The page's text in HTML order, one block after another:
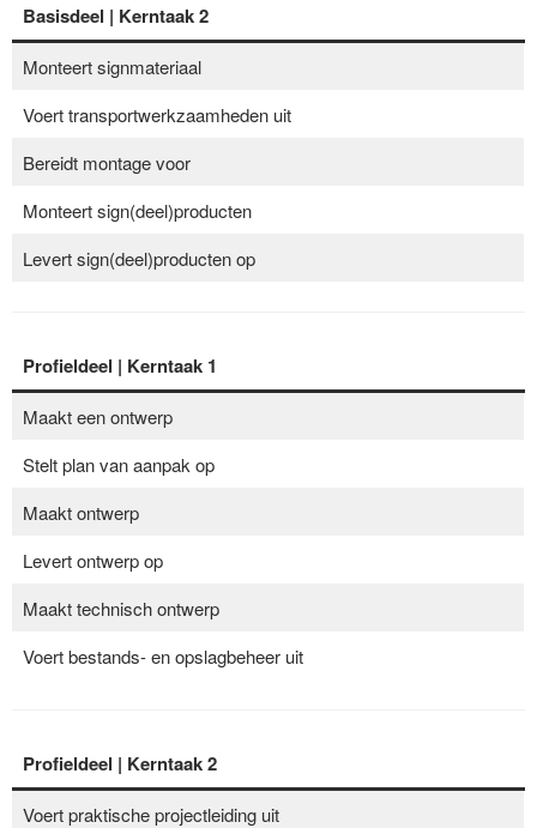
Basisdeel | Kerntaak2
Monteert signmateriaal
Voert transportwerkzaamheden uit
Bereidt montage voor
Monteert sign(deel)producten
Levert sign(deel)producten op
Profieldeel | Kerntaak 1
Maakt een ontwerp
Stelt plan van aanpak op
Maakt ontwerp
Levert ontwerp op
Maakt technisch ontwerp
Voert bestands- en opslagbeheer uit
Profieldeel | Kerntaak 2
Voert praktische projectleiding uit